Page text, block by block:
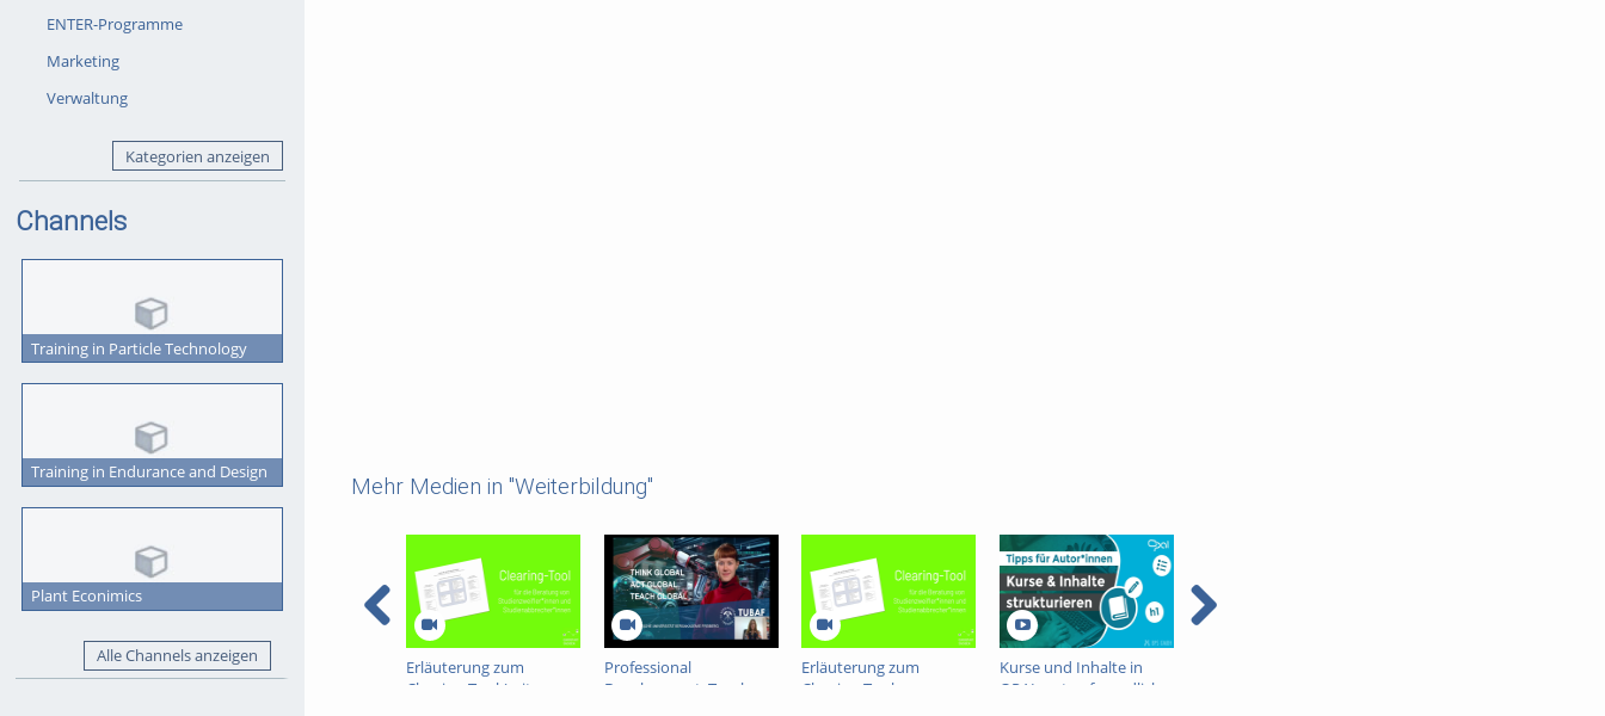
ENTER-Programme
Marketing
Verwaltung
Kategorien anzeigen
Channels
Training in Particle Technology
Training in Endurance and Design
Plant Econimics
Alle Channels anzeigen
Mehr Medien in "Weiterbildung"
Erläuterung zum
Clearing-Tool (mit
Professional
Development: Teach
Erläuterung zum
Clearing-Tool
Kurse und Inhalte in
OPAL nutzerfreundlich